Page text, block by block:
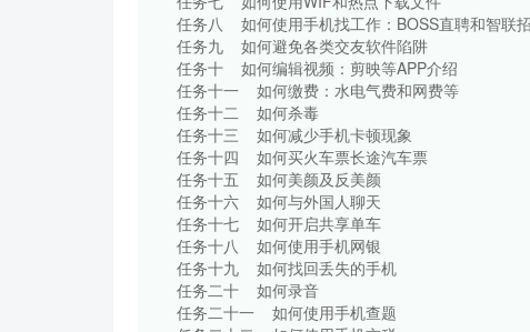
任务八 如何使用手机找工作：BOSS直
任务九 如何避免各类交友软件
任务十 如何编辑视频：剪映等
任务十一 如何缴费：水电气费和
任务十二 如何杀毒
任务十三 如何减少手机卡顿现
任务十四 如何买火车票长途汽
任务十五 如何美颜及反美颜
任务十六 如何与外国人聊天
任务十七 如何开启共享单车
任务十八 如何使用手机网银
任务十九 如何找回丢失的手机
任务二十 如何录音
任务二十一 如何使用手机查题